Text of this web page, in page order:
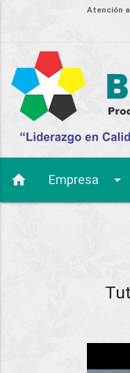
Atención
home Empresa arrow_drop_down